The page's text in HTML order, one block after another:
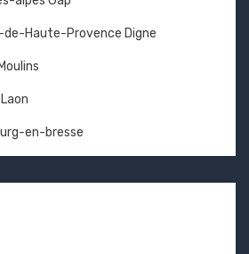
Haute-Provence Digne
en-bresse